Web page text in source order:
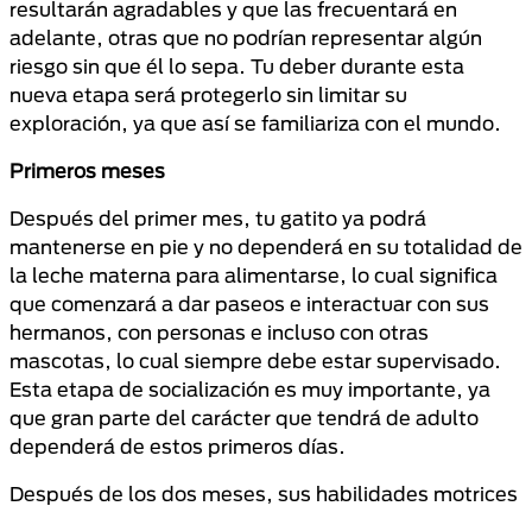
resultarán agradables y que las frecuentará en
adelante, otras que no podrían representar algún
riesgo sin que él lo sepa. Tu deber durante esta
nueva etapa será protegerlo sin limitar su
exploración, ya que así se familiariza con el mundo.
Primeros meses
Después del primer mes, tu gatito ya podrá
mantenerse en pie y no dependerá en su totalidad de
la leche materna para alimentarse, lo cual significa
que comenzará a dar paseos e interactuar con sus
hermanos, con personas e incluso con otras
mascotas, lo cual siempre debe estar supervisado.
Esta etapa de socialización es muy importante, ya
que gran parte del carácter que tendrá de adulto
dependerá de estos primeros días.
Después de los dos meses, sus habilidades motrices